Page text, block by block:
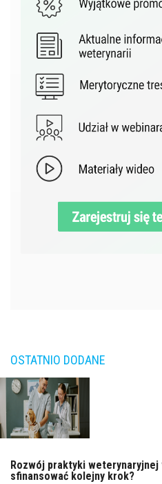
OSTATNIO DODANE
Rozwój praktyki weterynaryjnej
sfinansować kolejny krok?